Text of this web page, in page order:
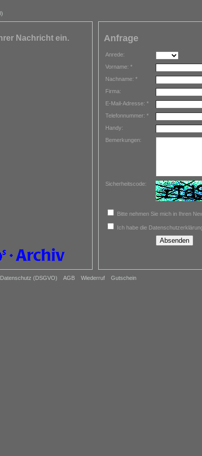
Datenschutz (DSGVO) AGB Wiederruf Gutschein
Nachricht ein.
Anfrage
Anrede:
Vorname: *
Nachname: *
Firma:
E-Mail-Adresse: *
Telefonnummer: *
Handy:
Bemerkungen:
Sicherheitscode:
Bitte nehmen Sie mich in Ihren
Ich habe die
Absenden